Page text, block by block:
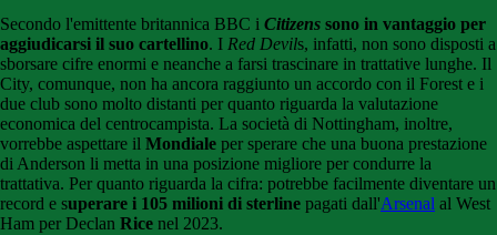
Secondo l'emittente britannica BBC i Citizens sono in vantaggio per
aggiudicarsi il suo cartellino. I Red Devils, infatti, non sono disposti a
sborsare cifre enormi e neanche a farsi trascinare in trattative lunghe. Il
City, comunque, non ha ancora raggiunto un accordo con il Forest e i
due club sono molto distanti per quanto riguarda la valutazione
economica del centrocampista. La società di Nottingham, inoltre,
vorrebbe aspettare il Mondiale per sperare che una buona prestazione
di Anderson li metta in una posizione migliore per condurre la
trattativa. Per quanto riguarda la cifra: potrebbe facilmente diventare un
record e superare i 105 milioni di sterline pagati dall'Arsenal al West
Ham per Declan Rice nel 2023.